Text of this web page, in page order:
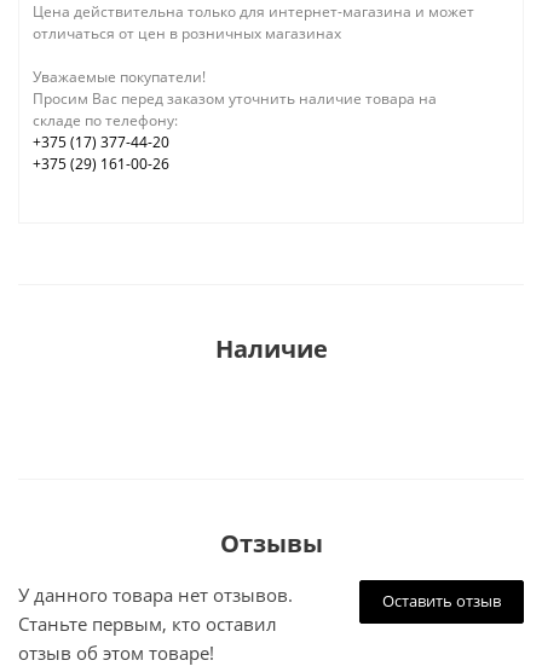
Цена действительна только для интернет-магазина и может
отличаться от цен в розничных магазинах
Уважаемые покупатели!
Просим Вас перед заказом уточнить наличие товара на
складе по телефону:
+375 (17) 377-44-20
+375 (29) 161-00-26
Наличие
Отзывы
Оставить отзыв
У данного товара нет отзывов.
Станьте первым, кто оставил
отзыв об этом товаре!